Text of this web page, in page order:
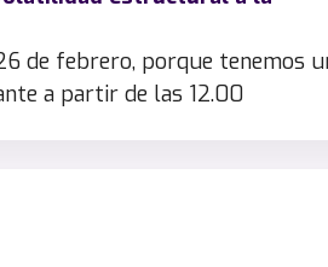
de febrero, porque tenemos
a partir de las 12.00